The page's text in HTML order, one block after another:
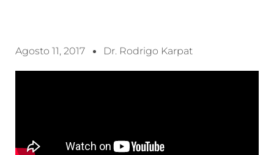
Agosto 11, 2017 Dr. Rodrigo Karpat